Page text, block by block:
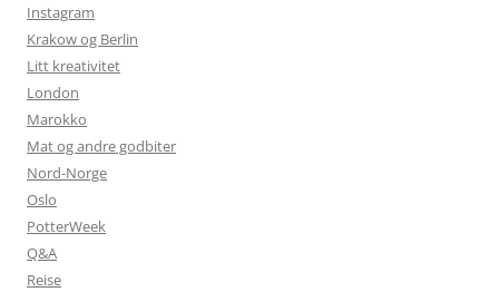
Instagram
Krakow og Berlin
Litt kreativitet
London
Marokko
Mat og andre godbiter
Nord-Norge
Oslo
PotterWeek
Q&A
Reise